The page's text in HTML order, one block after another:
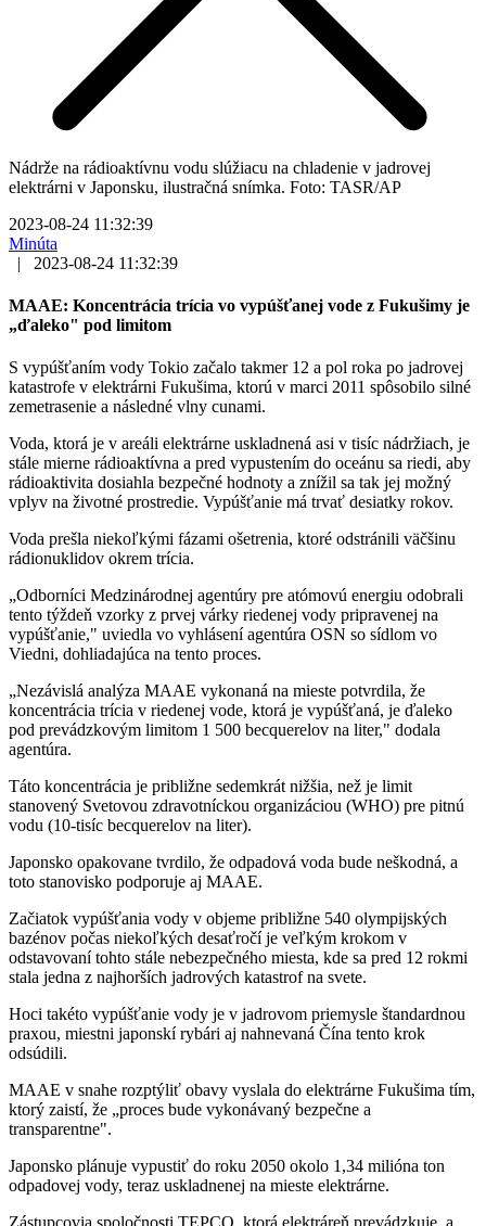
Nádrže na rádioaktívnu vodu slúžiacu na chladenie v jadrovej
elektrárni v Japonsku, ilustračná snímka. Foto: TASR/AP
2023-08-24 11:32:39
Minúta
|
2023-08-24 11:32:39
MAAE: Koncentrácia trícia vo vypúšťanej vode z Fukušimy je
„ďaleko" pod limitom
S vypúšťaním vody Tokio začalo takmer 12 a pol roka po jadrovej
katastrofe v elektrárni Fukušima, ktorú v marci 2011 spôsobilo silné
zemetrasenie a následné vlny cunami.
Voda, ktorá je v areáli elektrárne uskladnená asi v tisíc nádržiach, je
stále mierne rádioaktívna a pred vypustením do oceánu sa riedi, aby
rádioaktivita dosiahla bezpečné hodnoty a znížil sa tak jej možný
vplyv na životné prostredie. Vypúšťanie má trvať desiatky rokov.
Voda prešla niekoľkými fázami ošetrenia, ktoré odstránili väčšinu
rádionuklidov okrem trícia.
„Odborníci Medzinárodnej agentúry pre atómovú energiu odobrali
tento týždeň vzorky z prvej várky riedenej vody pripravenej na
vypúšťanie," uviedla vo vyhlásení agentúra OSN so sídlom vo
Viedni, dohliadajúca na tento proces.
„Nezávislá analýza MAAE vykonaná na mieste potvrdila, že
koncentrácia trícia v riedenej vode, ktorá je vypúšťaná, je ďaleko
pod prevádzkovým limitom 1 500 becquerelov na liter," dodala
agentúra.
Táto koncentrácia je približne sedemkrát nižšia, než je limit
stanovený Svetovou zdravotníckou organizáciou (WHO) pre pitnú
vodu (10-tisíc becquerelov na liter).
Japonsko opakovane tvrdilo, že odpadová voda bude neškodná, a
toto stanovisko podporuje aj MAAE.
Začiatok vypúšťania vody v objeme približne 540 olympijských
bazénov počas niekoľkých desaťročí je veľkým krokom v
odstavovaní tohto stále nebezpečného miesta, kde sa pred 12 rokmi
stala jedna z najhorších jadrových katastrof na svete.
Hoci takéto vypúšťanie vody je v jadrovom priemysle štandardnou
praxou, miestni japonskí rybári aj nahnevaná Čína tento krok
odsúdili.
MAAE v snahe rozptýliť obavy vyslala do elektrárne Fukušima tím,
ktorý zaistí, že „proces bude vykonávaný bezpečne a
transparentne".
Japonsko plánuje vypustiť do roku 2050 okolo 1,34 milióna ton
odpadovej vody, teraz uskladnenej na mieste elektrárne.